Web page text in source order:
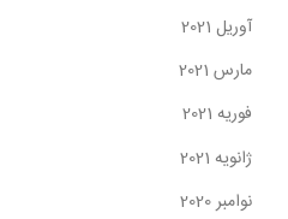
آوریل 2021
مارس 2021
فوریه 2021
ژانویه 2021
نوامبر 2020